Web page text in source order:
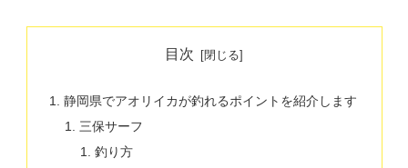
目次
静岡県でアオリイカが釣れるポイントを紹介します
三保サーフ
釣り方